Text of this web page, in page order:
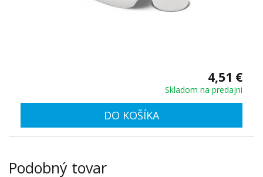
4,51 €
Skladom na predajni
DO KOŠÍKA
Podobný tovar